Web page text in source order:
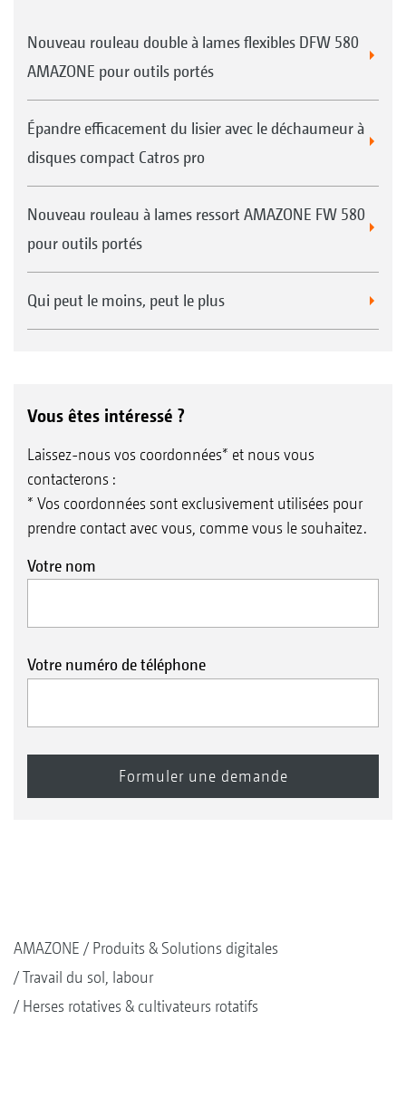
Nouveau rouleau double à lames flexibles DFW 580
AMAZONE pour outils portés
Épandre efficacement du lisier avec le déchaumeur à
disques compact Catros pro
Nouveau rouleau à lames ressort AMAZONE FW 580
pour outils portés
Qui peut le moins, peut le plus
Vous êtes intéressé ?
Laissez-nous vos coordonnées* et nous vous
contacterons :
* Vos coordonnées sont exclusivement utilisées pour
prendre contact avec vous, comme vous le souhaitez.
Votre nom
Votre numéro de téléphone
AMAZONE
Produits & Solutions digitales
Travail du sol, labour
Herses rotatives & cultivateurs rotatifs